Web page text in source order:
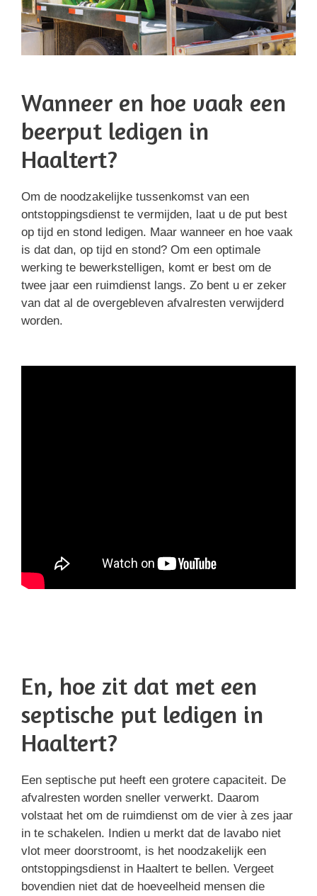
Wanneer en hoe vaak een
beerput ledigen in
Haaltert?
Om de noodzakelijke tussenkomst van een
ontstoppingsdienst te vermijden, laat u de put best
op tijd en stond ledigen. Maar wanneer en hoe vaak
is dat dan, op tijd en stond? Om een optimale
werking te bewerkstelligen, komt er best om de
twee jaar een ruimdienst langs. Zo bent u er zeker
van dat al de overgebleven afvalresten verwijderd
worden.
En, hoe zit dat met een
septische put ledigen in
Haaltert?
Een septische put heeft een grotere capaciteit. De
afvalresten worden sneller verwerkt. Daarom
volstaat het om de ruimdienst om de vier à zes jaar
in te schakelen. Indien u merkt dat de lavabo niet
vlot meer doorstroomt, is het noodzakelijk een
ontstoppingsdienst in Haaltert te bellen. Vergeet
bovendien niet dat de hoeveelheid mensen die